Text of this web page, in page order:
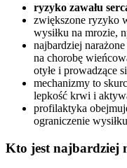
ryzyko zawału
zwiększone ryzyko
wysiłku na mrozie,
najbardziej
na chorobę
otyłe i prowadzące
mechanizmy to
lepkość krwi i
profilaktyka
ograniczenie
Kto jest najbardziej